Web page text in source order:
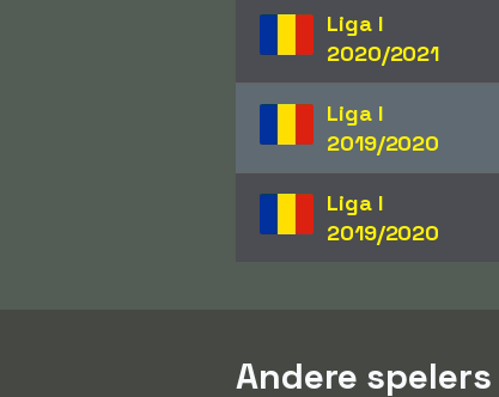
Liga I
2020/2021
Liga I
2019/2020
Liga I
2019/2020
Andere